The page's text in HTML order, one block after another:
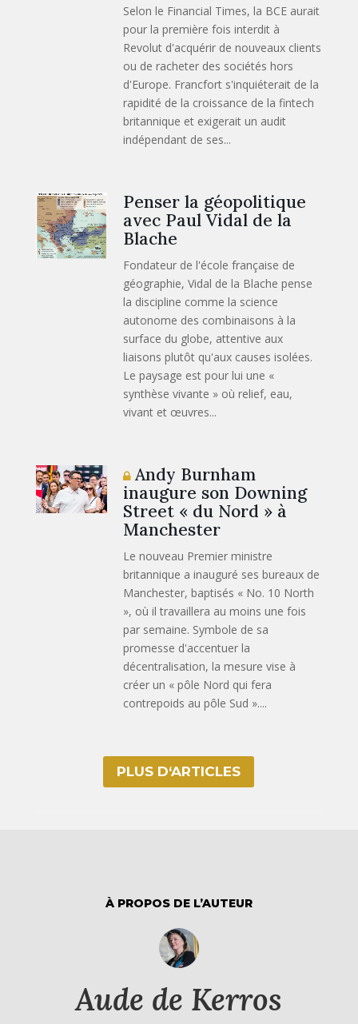
Selon le Financial Times, la BCE aurait
pour la première fois interdit à
Revolut d'acquérir de nouveaux clients
ou de racheter des sociétés hors
d'Europe. Francfort s'inquiéterait de la
rapidité de la croissance de la fintech
britannique et exigerait un audit
indépendant de ses...
Penser la géopolitique
avec Paul Vidal de la
Blache
Fondateur de l'école française de
géographie, Vidal de la Blache pense
la discipline comme la science
autonome des combinaisons à la
surface du globe, attentive aux
liaisons plutôt qu'aux causes isolées.
Le paysage est pour lui une «
synthèse vivante » où relief, eau,
vivant et œuvres...
Andy Burnham
inaugure son Downing
Street « du Nord » à
Manchester
Le nouveau Premier ministre
britannique a inauguré ses bureaux de
Manchester, baptisés « No. 10 North
», où il travaillera au moins une fois
par semaine. Symbole de sa
promesse d'accentuer la
décentralisation, la mesure vise à
créer un « pôle Nord qui fera
contrepoids au pôle Sud »....
PLUS D‘ARTICLES
À PROPOS DE L’AUTEUR
Aude de Kerros